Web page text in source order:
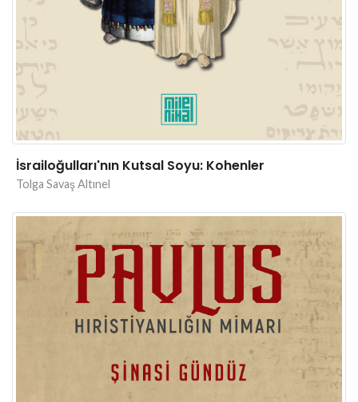
İsrailoğulları'nın Kutsal Soyu: Kohenler
Tolga Savaş Altınel